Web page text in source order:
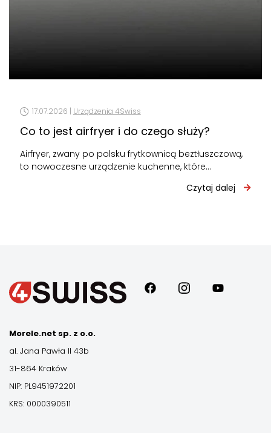
17.07.2026 | Urządzenia 4Swiss
Co to jest airfryer i do czego służy?
Airfryer, zwany po polsku frytkownicą beztłuszczową,
to nowoczesne urządzenie kuchenne, które
cyrkulującego gorącego powietrza zamiast…
Czytaj dalej
Morele.net sp. z o.o.
al. Jana Pawła II 43b
31-864 Kraków
NIP: PL9451972201
KRS: 0000390511